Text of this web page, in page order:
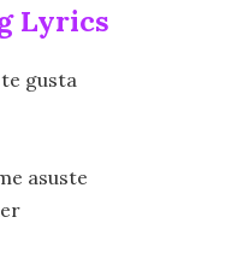
Lyrics
gusta
asuste